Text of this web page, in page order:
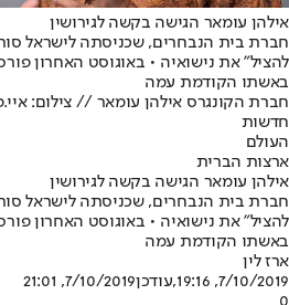
אילהן עומאר הגישה בקשה לגירושין
חברת בית הנבחרים, שכניסתה לישראל
להציל" את נישואיה • באוגוסט האחרון
באשתו הקודמת עמה
חברת הקונגרס אילהן עומאר // צילום:
חדשות
העולם
ארצות הברית
אילהן עומאר הגישה בקשה לגירושין
חברת בית הנבחרים, שכניסתה לישראל
להציל" את נישואיה • באוגוסט האחרון
באשתו הקודמת עמה
ארז לין
7/10/2019, 19:16
,עודכן7/10/2019, 21:01